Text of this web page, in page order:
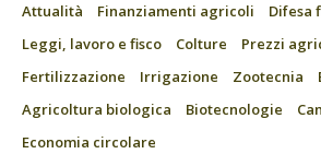
Attualità Finanziamenti agricoli
Difesa
Leggi, lavoro e fisco
Colture
Prezzi
Fertilizzazione
Irrigazione Zootecnia
Agricoltura biologica
Biotecnologie
Economia circolare